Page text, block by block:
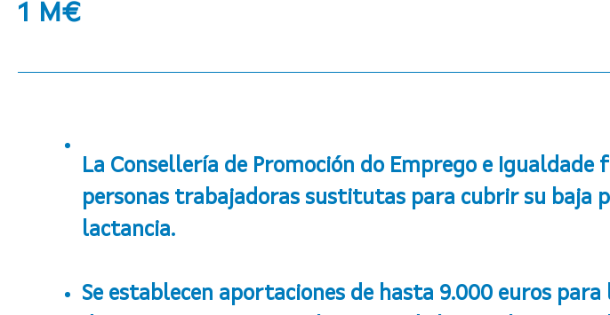
1 M€
La Consellería de Promoción do Emprego e
personas trabajadoras sustitutas para cubrir su baja
lactancia.
Se establecen aportaciones de hasta 9.000 euros